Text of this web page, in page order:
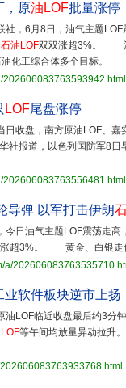
，原油LOF批量涨停
社，6月8日，油气主题
石油LOF双双涨超3%。 消
化工综合体多个目标。
202606083763593942.html
LOF尾盘涨停
日收盘，南方原油LOF、
道，以色列国防军8日
202606083763556481.html
导弹 以军打击伊朗
今日油气主题LOF震荡走
超3%。 黄金、白银走
a/
业软件板块逆市上扬
油LOF临近收盘最后约3分
等午间均放量异动拉升